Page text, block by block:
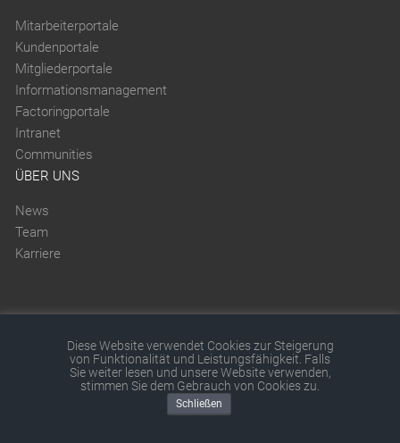
Mitarbeiterportale
Kundenportale
Mitgliederportale
Informationsmanagement
Factoringportale
Intranet
Communities
ÜBER UNS
News
Team
Karriere
Diese Website wurde mit SITEFORUM erstellt.
© 2026 by SITEFORUM GmbH|Impressum
Diese Website verwendet Cookies zur Steigerung
von Funktionalität und Leistungsfähigkeit. Falls
Sie weiter lesen und unsere Website verwenden,
stimmen Sie dem Gebrauch von Cookies zu.
Schließen